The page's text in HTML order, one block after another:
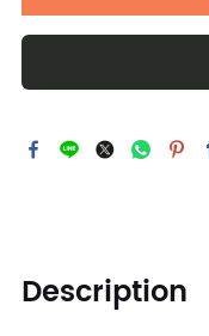
Description